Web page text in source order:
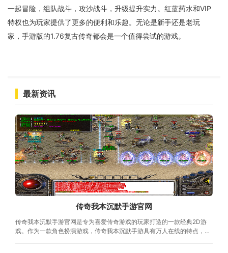
一起冒险，组队战斗，攻沙战斗，升级提升实力。红蓝药水和VIP
特权也为玩家提供了更多的便利和乐趣。无论是新手还是老玩
家，手游版的1.76复古传奇都会是一个值得尝试的游戏。
最新资讯
传奇我本沉默手游官网
传奇我本沉默手游官网是专为喜爱传奇游戏的玩家打造的一款经典2D游
戏。作为一款角色扮演游戏，传奇我本沉默手游具有万人在线的特点，玩